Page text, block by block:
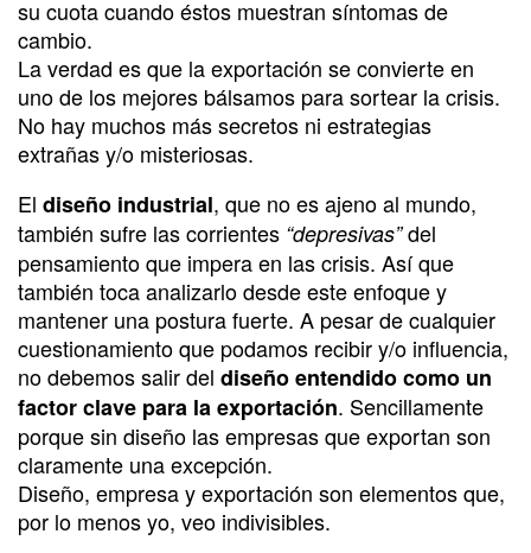
su cuota cuando éstos muestran síntomas de
cambio.
La verdad es que la exportación se convierte en
uno de los mejores bálsamos para sortear la crisis.
No hay muchos más secretos ni estrategias
extrañas y/o misteriosas.
El diseño industrial, que no es ajeno al mundo,
también sufre las corrientes “depresivas”del
pensamiento que impera en las crisis. Así que
también toca analizarlo desde este enfoque y
mantener una postura fuerte. A pesar de cualquier
cuestionamiento que podamos recibir y/o influencia,
no debemos salir del diseño entendido como un
factor clave para la exportación. Sencillamente
porque sin diseño las empresas que exportan son
claramente una excepción.
Diseño, empresa y exportación son elementos que,
por lo menos yo, veo indivisibles.